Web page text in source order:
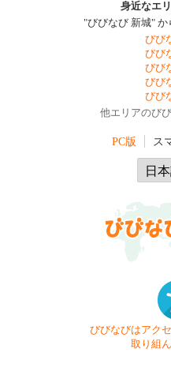
身近なエ
"びびなび 新城"
びび
びび
びび
びび
びび
他エリアのび
PC版 ス
びびなびはアク
取り組